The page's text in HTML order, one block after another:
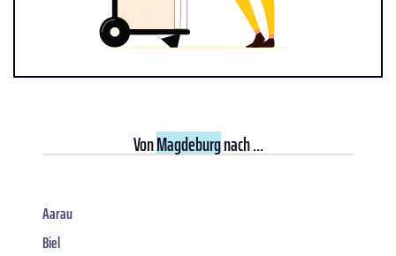
VonMagdeburgnach ...
Aarau
Biel